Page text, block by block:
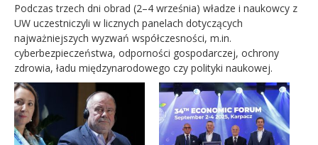
Podczas trzech dni obrad (2–4 września) władze i naukowcy z
UW uczestniczyli w licznych panelach dotyczących
najważniejszych wyzwań współczesności, m.in.
cyberbezpieczeństwa, odporności gospodarczej, ochrony
zdrowia, ładu międzynarodowego czy polityki naukowej.